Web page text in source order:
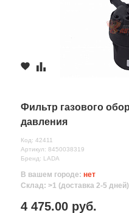
Фильтр газового
давления
Код: 42411
Артикул: 8450038319
Бренд: LADA
В вашем городе: нет
Склад: >1 (доставка 2-5 дней)
4 475.00 руб.